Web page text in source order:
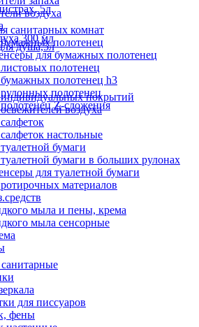
5л
душа,5л
воздуха
300 мл
санитарных комнат
полотенец
для бумажных полотенец
полотенец
полотенец h3
полотенец
Z-сложения
покрытий
воздуха
настольные
бумаги
бумаги в больших рулонах
для туалетной бумаги
материалов
мыла и пены, крема
мыла сенсорные
для писсуаров
фены